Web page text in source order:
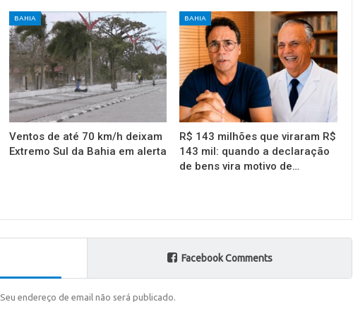
BAHIA
Ventos de até 70 km/h deixam
Extremo Sul da Bahia em alerta
BAHIA
R$ 143 milhões que viraram R$
143 mil: quando a declaração
de bens vira motivo de…
Facebook Comments
Seu endereço de email não será publicado.